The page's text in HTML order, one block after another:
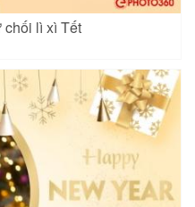
chối lì xì Tết